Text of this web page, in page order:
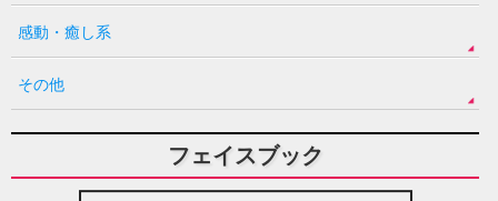
感動・癒し系
その他
フェイスブック